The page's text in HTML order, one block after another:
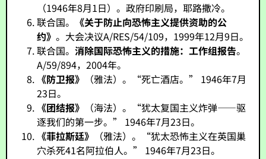
（1946年8月1日）。政府印刷局，耶路撒冷。
联合国。
《关于防止向恐怖主义提供资助的公
约》。大会决议A/RES/54/109，1999年12月9日。
联合国。消除国际恐怖主义的措施：工作组报告。
A/59/894，2004年。
《防卫报》
（雅法）。“死亡酒店。” 1946年7月
23日。
《团结报》
（海法）。“犹太复国主义炸弹——驱
逐我们的第一步。” 1946年7月23日。
《菲拉斯廷》
（雅法）。“犹太恐怖主义在英国巢
穴杀死41名阿拉伯人。” 1946年7月23日。